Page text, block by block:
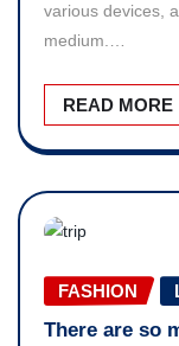
various devices,
medium.…
READ MORE
FASHION
There are so